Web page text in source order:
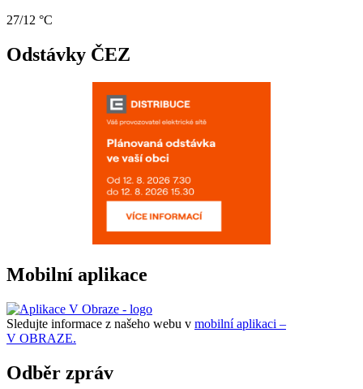
27/12 °C
Odstávky ČEZ
Mobilní aplikace
Sledujte informace z našeho webu v mobilní aplikaci –
V OBRAZE.
Odběr zpráv